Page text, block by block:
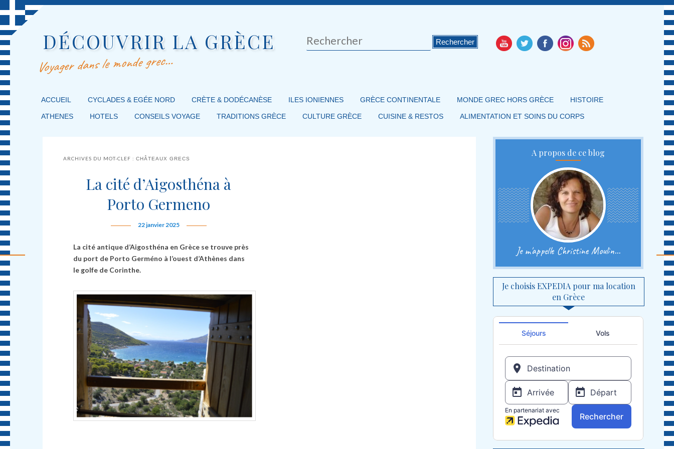
DÉCOUVRIR LA GRÈCE
Voyager dans le monde grec…
Rechercher
MENU PRINCIPAL
MASQUER LA NAVIGATION PRINCIPALE
MASQUER LA NAVIGATION SECONDAIRE
ACCUEIL CYCLADES & EGÉE NORD CRÈTE & DODÉCANÈSE ILES IONIENNES GRÈCE CONTINENTALE MONDE GREC HORS GRÈCE HISTOIRE
ATHENES HOTELS CONSEILS VOYAGE TRADITIONS GRÈCE CULTURE GRÈCE CUISINE & RESTOS ALIMENTATION ET SOINS DU CORPS
ARCHIVES DU MOT-CLEF :CHÂTEAUX GRECS
La cité d’Aigosthéna à
Porto Germeno
22 janvier 2025
La cité antique d’Aigosthéna en Grèce se trouve près
du port de Porto Germéno à l’ouest d’Athènes dans
le golfe de Corinthe.
A propos de ce blog
Je m'appelle Christine Moulin...
Je choisis EXPEDIA pour ma location
en Grèce